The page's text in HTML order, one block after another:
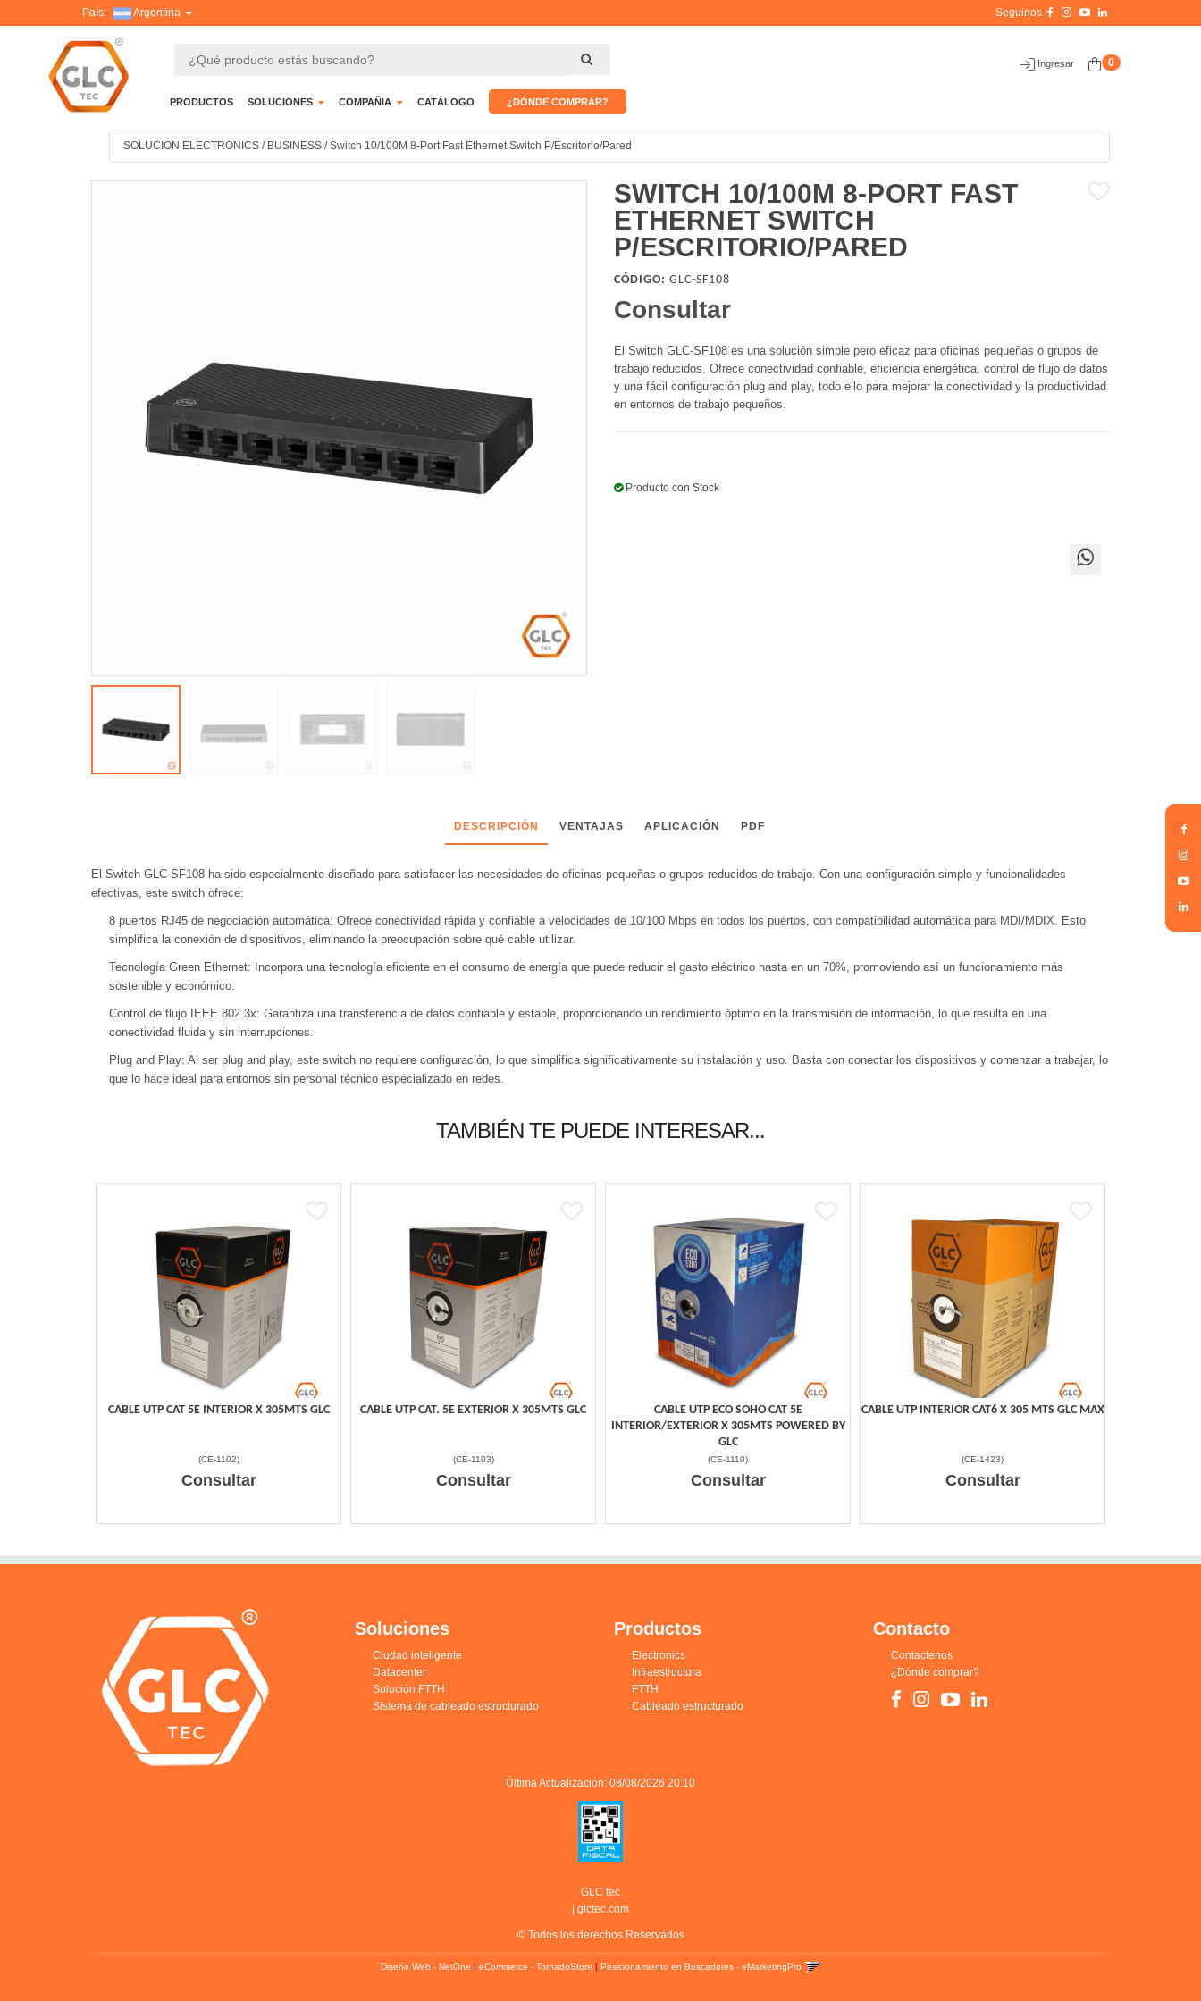
Ingresar 0
PRODUCTOS SOLUCIONES COMPAÑIA CATÁLOGO ¿DÓNDE COMPRAR?
País: Argentina
SOLUCION ELECTRONICS / BUSINESS / Switch 10/100M 8-Port Fast Ethernet Switch P/Escritorio/Pared
SWITCH 10/100M 8-PORT FAST
ETHERNET SWITCH
P/ESCRITORIO/PARED
CÓDIGO: GLC-SF108
Consultar
El Switch GLC-SF108 es una solución simple pero eficaz para oficinas pequeñas o grupos de
trabajo reducidos. Ofrece conectividad confiable, eficiencia energética, control de flujo de datos
y una fácil configuración plug and play, todo ello para mejorar la conectividad y la productividad
en entornos de trabajo pequeños.
Producto con Stock
DESCRIPCIÓN VENTAJAS APLICACIÓN PDF
El Switch GLC-SF108 ha sido especialmente diseñado para satisfacer las necesidades de oficinas pequeñas o grupos reducidos de trabajo. Con una configuración simple y funcionalidades
efectivas, este switch ofrece:
8 puertos RJ45 de negociación automática: Ofrece conectividad rápida y confiable a velocidades de 10/100 Mbps en todos los puertos, con compatibilidad automática para MDI/MDIX. Esto
simplifica la conexión de dispositivos, eliminando la preocupación sobre qué cable utilizar.
Tecnología Green Ethernet: Incorpora una tecnología eficiente en el consumo de energía que puede reducir el gasto eléctrico hasta en un 70%, promoviendo así un funcionamiento más
sostenible y económico.
Control de flujo IEEE 802.3x: Garantiza una transferencia de datos confiable y estable, proporcionando un rendimiento óptimo en la transmisión de información, lo que resulta en una
conectividad fluida y sin interrupciones.
Plug and Play: Al ser plug and play, este switch no requiere configuración, lo que simplifica significativamente su instalación y uso. Basta con conectar los dispositivos y comenzar a trabajar, lo
que lo hace ideal para entornos sin personal técnico especializado en redes.
TAMBIÉN TE PUEDE INTERESAR...
CABLE UTP CAT 5E INTERIOR X 305MTS GLC
(CE-1102)
Consultar
CABLE UTP CAT. 5E EXTERIOR X 305MTS GLC
(CE-1103)
Consultar
CABLE UTP ECO SOHO CAT 5E
INTERIOR/EXTERIOR X 305MTS POWERED BY
GLC
(CE-1110)
Consultar
CABLE UTP INTERIOR CAT6 X 305 MTS GLC MAX
(CE-1423)
Consultar
Soluciones
Ciudad inteligente
Datacenter
Solución FTTH
Sistema de cableado estructurado
Productos
Electronics
Infraestructura
FTTH
Cableado estructurado
Contacto
Contactenos
¿Dónde comprar?
Última Actualización: 08/08/2026 20:10
GLC tec
glctec.com
© Todos los derechos Reservados
Diseño Web - NetOne | eCommerce - TornadoStore | Posicionamiento en Buscadores - eMarketingPro